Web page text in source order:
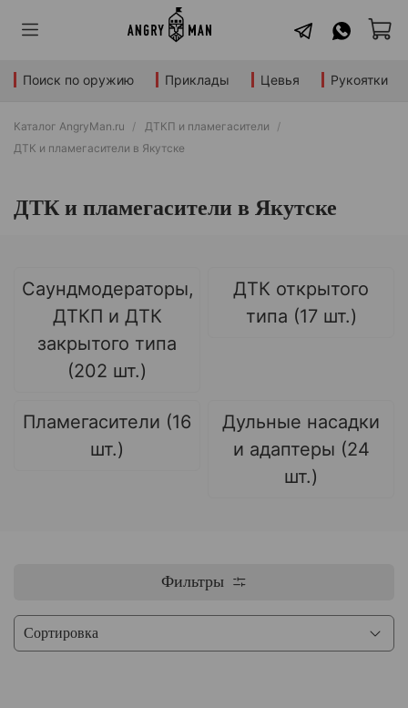
Поиск по оружию Приклады Цевья Рукоятки
Каталог AngryMan.ru
ДТКП и пламегасители
ДТК и пламегасители в Якутске
ДТК и пламегасители в Якутске
Саундмодераторы,
ДТКП и ДТК
закрытого типа
(202 шт.)
ДТК открытого
типа (17 шт.)
Пламегасители (16
шт.)
Дульные насадки
и адаптеры (24
шт.)
Фильтры